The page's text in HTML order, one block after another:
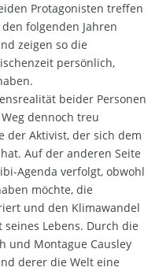
Protagonisten treffen
folgenden Jahren
zeigen so die
persönlich,
beider Personen
dennoch treu
der Aktivist, der sich dem
Auf der anderen Seite
Agenda verfolgt, obwohl
möchte, die
und den Klimawandel
Lebens. Durch die
und Montague Causley
derer die Welt eine